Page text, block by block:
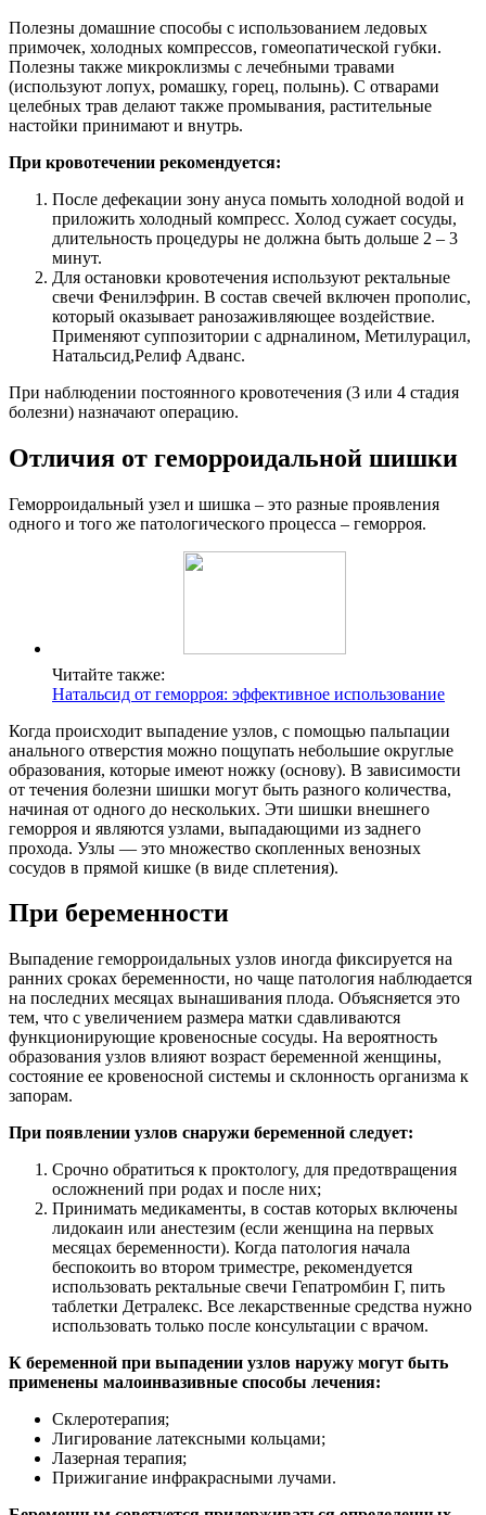
Полезны домашние способы с использованием ледовых
примочек, холодных компрессов, гомеопатической губки.
Полезны также микроклизмы с лечебными травами
(используют лопух, ромашку, горец, полынь). С отварами
целебных трав делают также промывания, растительные
настойки принимают и внутрь.
При кровотечении рекомендуется:
После дефекации зону ануса помыть холодной водой и
приложить холодный компресс. Холод сужает сосуды,
длительность процедуры не должна быть дольше 2 – 3
минут.
Для остановки кровотечения используют ректальные
свечи Фенилэфрин. В состав свечей включен прополис,
который оказывает ранозаживляющее воздействие.
Применяют суппозитории с адрналином, Метилурацил,
Натальсид,Релиф Адванс.
При наблюдении постоянного кровотечения (3 или 4 стадия
болезни) назначают операцию.
Отличия от геморроидальной шишки
Геморроидальный узел и шишка – это разные проявления
одного и того же патологического процесса – геморроя.
Читайте также:
Натальсид от геморроя: эффективное использование
Когда происходит выпадение узлов, с помощью пальпации
анального отверстия можно пощупать небольшие округлые
образования, которые имеют ножку (основу). В зависимости
от течения болезни шишки могут быть разного количества,
начиная от одного до нескольких. Эти шишки внешнего
геморроя и являются узлами, выпадающими из заднего
прохода. Узлы — это множество скопленных венозных
сосудов в прямой кишке (в виде сплетения).
При беременности
Выпадение геморроидальных узлов иногда фиксируется на
ранних сроках беременности, но чаще патология наблюдается
на последних месяцах вынашивания плода. Объясняется это
тем, что с увеличением размера матки сдавливаются
функционирующие кровеносные сосуды. На вероятность
образования узлов влияют возраст беременной женщины,
состояние ее кровеносной системы и склонность организма к
запорам.
При появлении узлов снаружи беременной следует:
Срочно обратиться к проктологу, для предотвращения
осложнений при родах и после них;
Принимать медикаменты, в состав которых включены
лидокаин или анестезим (если женщина на первых
месяцах беременности). Когда патология начала
беспокоить во втором триместре, рекомендуется
использовать ректальные свечи Гепатромбин Г, пить
таблетки Детралекс. Все лекарственные средства нужно
использовать только после консультации с врачом.
К беременной при выпадении узлов наружу могут быть
применены малоинвазивные способы лечения:
Склеротерапия;
Лигирование латексными кольцами;
Лазерная терапия;
Прижигание инфракрасными лучами.